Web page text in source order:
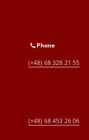
Phone
(+48) 68 328 21 55
(+48) 68 453 26 06